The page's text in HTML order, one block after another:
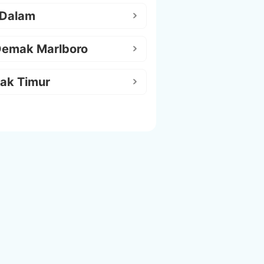
Marlboro
Timur